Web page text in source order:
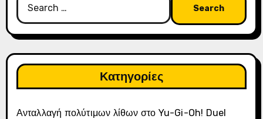
for:
Κατηγορίες
Ανταλλαγή πολύτιμων λίθων στο Yu-Gi-Oh! Duel